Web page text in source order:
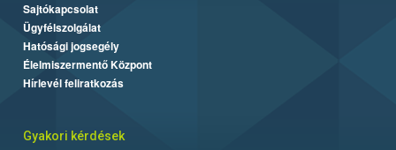
Sajtókapcsolat
Ügyfélszolgálat
Hatósági jogsegély
Élelmiszermentő Központ
Hírlevél feliratkozás
Gyakori kérdések